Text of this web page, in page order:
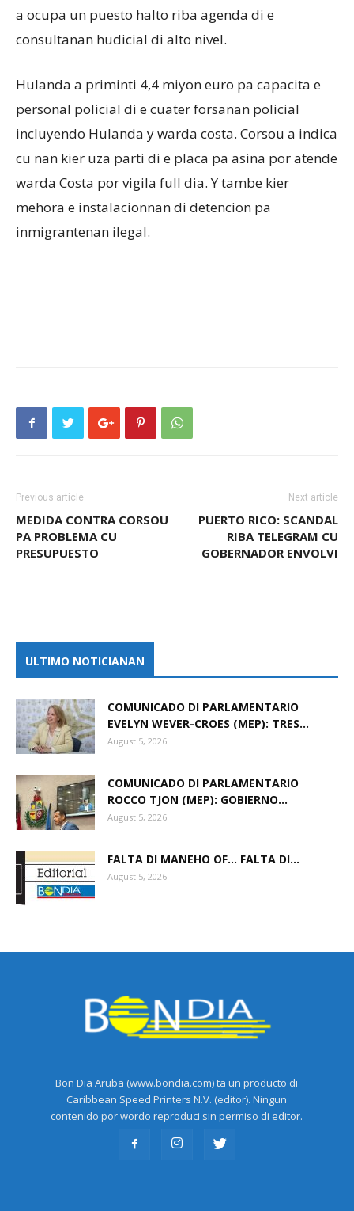
a ocupa un puesto halto riba agenda di e
consultanan hudicial di alto nivel.
Hulanda a priminti 4,4 miyon euro pa capacita e
personal policial di e cuater forsanan policial
incluyendo Hulanda y warda costa. Corsou a indica
cu nan kier uza parti di e placa pa asina por atende
warda Costa por vigila full dia. Y tambe kier
mehora e instalacionnan di detencion pa
inmigrantenan ilegal.
Previous article
MEDIDA CONTRA CORSOU
PA PROBLEMA CU
PRESUPUESTO
Next article
PUERTO RICO: SCANDAL
RIBA TELEGRAM CU
GOBERNADOR ENVOLVI
ULTIMO NOTICIANAN
COMUNICADO DI PARLAMENTARIO
EVELYN WEVER-CROES (MEP): TRES...
August 5, 2026
COMUNICADO DI PARLAMENTARIO
ROCCO TJON (MEP): GOBIERNO...
August 5, 2026
FALTA DI MANEHO OF… FALTA DI...
August 5, 2026
Bon Dia Aruba (www.bondia.com) ta un producto di
Caribbean Speed Printers N.V. (editor). Ningun
contenido por wordo reproduci sin permiso di editor.